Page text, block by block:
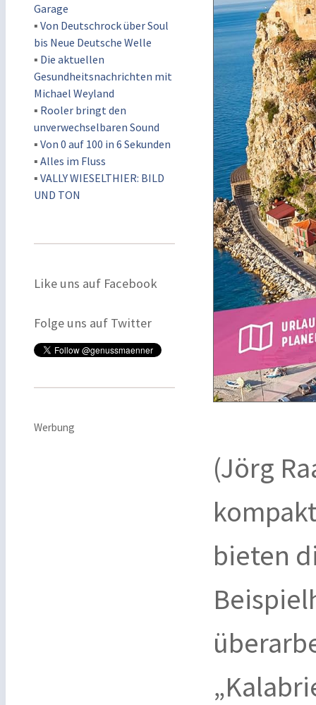
Garage
▪ Von Deutschrock über Soul
bis Neue Deutsche Welle
▪ Die aktuellen
Gesundheitsnachrichten mit
Michael Weyland
▪ Rooler bringt den
unverwechselbaren Sound
▪ Von 0 auf 100 in 6 Sekunden
▪ Alles im Fluss
▪ VALLY WIESELTHIER: BILD
UND TON
Like uns auf Facebook
Folge uns auf Twitter
Werbung
(Jörg
bieten